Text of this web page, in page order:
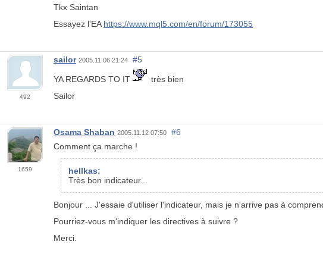
Tkx Saintan
Essayez l'EA https://www.mql5.com/en/forum/173055
492
sailor 2005.11.06 21:24 #5
YA REGARDS TO IT
très bien
Sailor
1659
Osama Shaban 2005.11.12 07:50
#6
Comment ça marche !
hellkas:
Très bon indicateur...
Bonjour ... J'essaie d'utiliser l'indicateur, mais je n'arrive pas à
Pourriez-vous m'indiquer les directives à suivre ?
Merci.